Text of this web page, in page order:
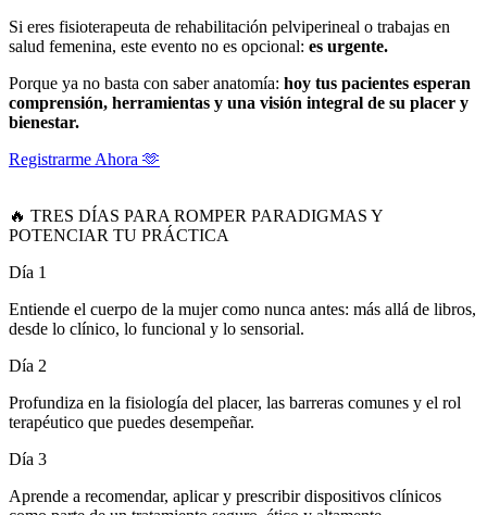
Si eres fisioterapeuta de rehabilitación pelviperineal o trabajas en
salud femenina, este evento no es opcional: es urgente.
Porque ya no basta con saber anatomía: hoy tus pacientes esperan
comprensión, herramientas y una visión integral de su placer y
bienestar.
Registrarme Ahora 🫶
🔥 TRES DÍAS PARA ROMPER PARADIGMAS Y
POTENCIAR TU PRÁCTICA
Día 1
Entiende el cuerpo de la mujer como nunca antes: más allá de libros,
desde lo clínico, lo funcional y lo sensorial.
Día 2
Profundiza en la fisiología del placer, las barreras comunes y el rol
terapéutico que puedes desempeñar.
Día 3
Aprende a recomendar, aplicar y prescribir dispositivos clínicos